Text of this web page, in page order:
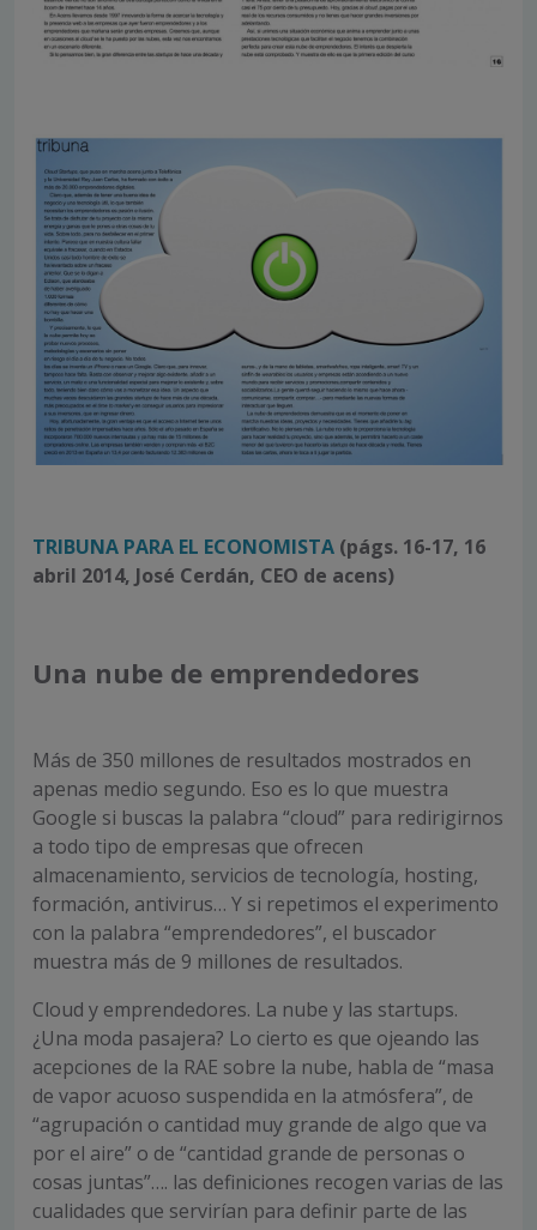
TRIBUNA PARA EL ECONOMISTA (págs. 16-17, 16
abril 2014, José Cerdán, CEO de acens)
Una nube de emprendedores
Más de 350 millones de resultados mostrados en
apenas medio segundo. Eso es lo que muestra
Google si buscas la palabra “cloud” para redirigirnos
a todo tipo de empresas que ofrecen
almacenamiento, servicios de tecnología, hosting,
formación, antivirus… Y si repetimos el experimento
con la palabra “emprendedores”, el buscador
muestra más de 9 millones de resultados.
Cloud y emprendedores. La nube y las startups.
¿Una moda pasajera? Lo cierto es que ojeando las
acepciones de la RAE sobre la nube, habla de “masa
de vapor acuoso suspendida en la atmósfera”, de
“agrupación o cantidad muy grande de algo que va
por el aire” o de “cantidad grande de personas o
cosas juntas”…. las definiciones recogen varias de las
cualidades que servirían para definir parte de las